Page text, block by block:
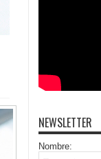
NEWSLETTER
Nombre: